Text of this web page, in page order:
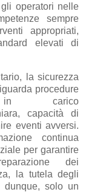
operatori nelle
sempre
appropriati,
elevati di
la sicurezza
procedure
carico
capacità di
eventi avversi.
continua
per garantire
dei
la tutela degli
dunque, solo un